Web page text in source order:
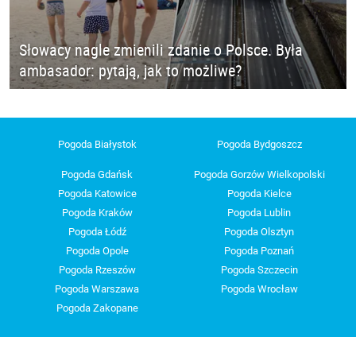
Słowacy nagle zmienili zdanie o Polsce. Była
ambasador: pytają, jak to możliwe?
Pogoda Białystok Pogoda Bydgoszcz
Pogoda Gdańsk
Pogoda Gorzów Wielkopolski
Pogoda Katowice
Pogoda Kielce
Pogoda Kraków
Pogoda Lublin
Pogoda Łódź
Pogoda Olsztyn
Pogoda Opole
Pogoda Poznań
Pogoda Rzeszów
Pogoda Szczecin
Pogoda Warszawa
Pogoda Wrocław
Pogoda Zakopane